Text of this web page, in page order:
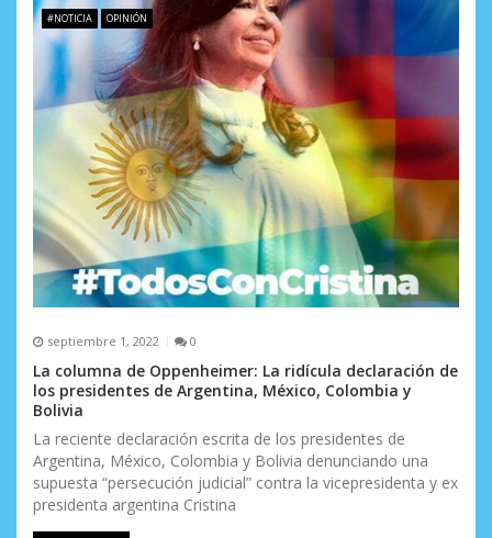
#NOTICIA OPINIÓN
septiembre 1, 2022 0
La columna de Oppenheimer: La ridícula declaración de
los presidentes de Argentina, México, Colombia y
Bolivia
La reciente declaración escrita de los presidentes de
Argentina, México, Colombia y Bolivia denunciando una
supuesta “persecución judicial” contra la vicepresidenta y ex
presidenta argentina Cristina